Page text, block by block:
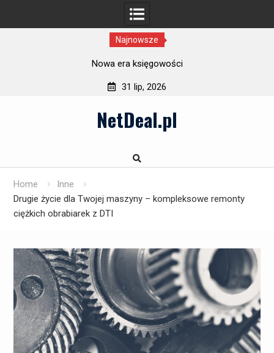
Najnowsze
Nowa era księgowości
31 lip, 2026
NetDeal.pl
Home
Inne
Drugie życie dla Twojej maszyny – kompleksowe remonty
ciężkich obrabiarek z DTI